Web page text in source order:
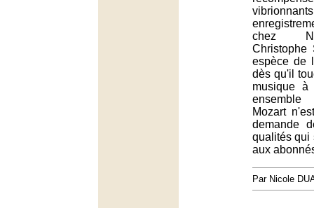
vibrionnants
chez
Christophe
espèce de
dès qu'il
musique
ensemble
Mozart
demande
qualités qui
aux
Par Nicole